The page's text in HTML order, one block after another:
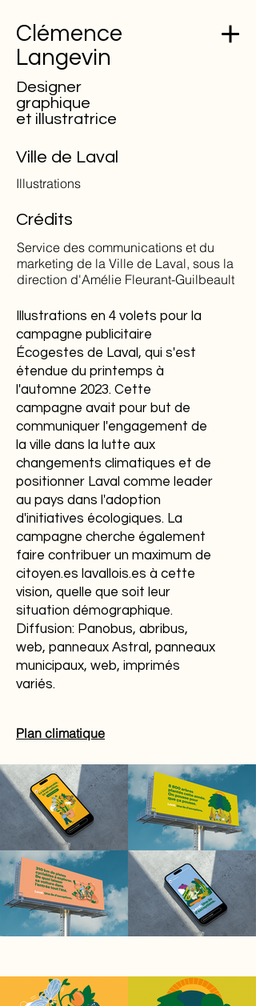
Clémence
Langevin
Designer
graphique
et illustratrice
Ville de Laval
Illustrations
Crédits
Service des communications et du
marketing de la Ville de Laval, sous la
direction d'Amélie Fleurant-Guilbeault
Illustrations en 4 volets pour la
campagne publicitaire
Écogestes de Laval, qui s'est
étendue du printemps à
l'automne 2023. Cette
campagne avait pour but de
communiquer l'engagement de
la ville dans la lutte aux
changements climatiques et de
positionner Laval comme leader
au pays dans l'adoption
d'initiatives écologiques. La
campagne cherche également
faire contribuer un maximum de
citoyen.es lavallois.es à cette
vision, quelle que soit leur
situation démographique.
Diffusion: Panobus, abribus,
web, panneaux Astral, panneaux
municipaux, web, imprimés
variés.
Plan climatique